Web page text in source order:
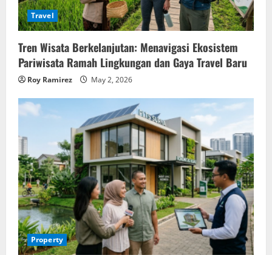
Travel
Tren Wisata Berkelanjutan: Menavigasi Ekosistem
Pariwisata Ramah Lingkungan dan Gaya Travel Baru
Roy Ramirez May 2, 2026
Property